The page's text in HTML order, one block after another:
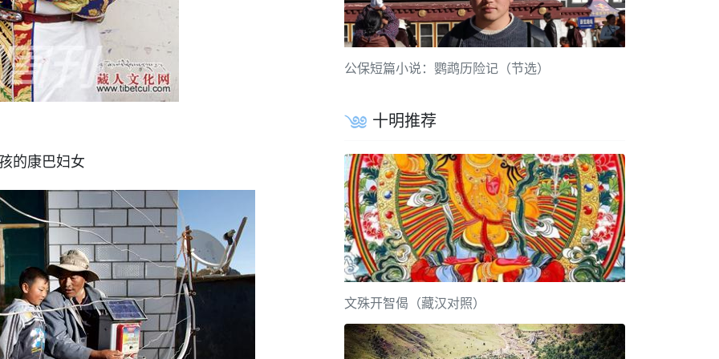
的康巴妇女
公保短篇小说：鹦鹉历险记（节选）
十明推荐
文殊开智偈（藏汉对照）